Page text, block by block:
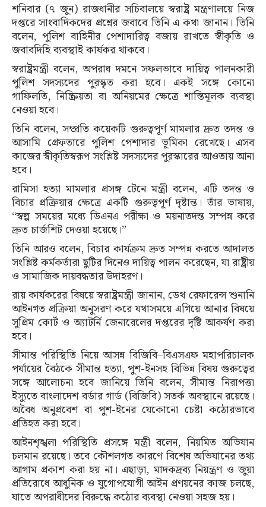
শনিবার (৭ জুন) রাজধানীর সচিবালয়ে স্বরাষ্ট্র মন্ত্রণালয়ে নিজ
দপ্তরে সাংবাদিকদের প্রশ্নের জবাবে তিনি এ কথা জানান। তিনি
বলেন, পুলিশ বাহিনীর পেশাদারিত্ব বজায় রাখতে স্বীকৃতি ও
জবাবদিহি ব্যবস্থাই কার্যকর থাকবে।
স্বরাষ্ট্রমন্ত্রী বলেন, অপরাধ দমনে সফলভাবে দায়িত্ব পালনকারী
পুলিশ সদস্যদের পুরস্কৃত করা হবে। একই সঙ্গে কোনো
গাফিলতি, নিষ্ক্রিয়তা বা অনিয়মের ক্ষেত্রে শাস্তিমূলক ব্যবস্থা
নেওয়া হবে।
তিনি বলেন, সম্প্রতি কয়েকটি গুরুত্বপূর্ণ মামলার দ্রুত তদন্ত ও
আসামি গ্রেফতারে পুলিশ পেশাদার ভূমিকা রেখেছে। এসব
কাজের স্বীকৃতিস্বরূপ সংশ্লিষ্ট সদস্যদের পুরস্কারের আওতায় আনা
হবে।
রামিসা হত্যা মামলার প্রসঙ্গ টেনে মন্ত্রী বলেন, এটি তদন্ত ও
বিচার প্রক্রিয়ার ক্ষেত্রে একটি গুরুত্বপূর্ণ দৃষ্টান্ত। তাঁর ভাষায়,
“স্বল্প সময়ের মধ্যে ডিএনএ পরীক্ষা ও ময়নাতদন্ত সম্পন্ন করে
দ্রুত চার্জশিট দেওয়া হয়েছে।”
তিনি আরও বলেন, বিচার কার্যক্রম দ্রুত সম্পন্ন করতে আদালত
সংশ্লিষ্ট কর্মকর্তারা ছুটির দিনেও দায়িত্ব পালন করেছেন, যা রাষ্ট্রীয়
ও সামাজিক দায়বদ্ধতার উদাহরণ।
রায় কার্যকরের বিষয়ে স্বরাষ্ট্রমন্ত্রী জানান, ডেথ রেফারেন্স শুনানি
আইনগত প্রক্রিয়া অনুসরণ করে যথাসময়ে এগিয়ে আনার বিষয়ে
সুপ্রিম কোর্ট ও অ্যাটর্নি জেনারেলের দপ্তরের দৃষ্টি আকর্ষণ করা
হবে।
সীমান্ত পরিস্থিতি নিয়ে আসন্ন বিজিবি–বিএসএফ মহাপরিচালক
পর্যায়ের বৈঠকে সীমান্ত হত্যা, পুশ-ইনসহ বিভিন্ন বিষয় গুরুত্বের
সঙ্গে আলোচনা হবে জানিয়ে তিনি বলেন, সীমান্ত নিরাপত্তা
ইস্যুতে বাংলাদেশ বর্ডার গার্ড (বিজিবি) সতর্ক অবস্থানে রয়েছে।
অবৈধ অনুপ্রবেশ বা পুশ-ইনের যেকোনো চেষ্টা কঠোরভাবে
প্রতিহত করা হবে।
আইনশৃঙ্খলা পরিস্থিতি প্রসঙ্গে মন্ত্রী বলেন, নিয়মিত অভিযান
চলমান রয়েছে। তবে কৌশলগত কারণে বিশেষ অভিযানের তথ্য
আগাম প্রকাশ করা হয় না। এছাড়া, মাদকদ্রব্য নিয়ন্ত্রণ ও জুয়া
প্রতিরোধে আধুনিক ও যুগোপযোগী আইন প্রণয়নের কাজ চলছে,
যাতে অপরাধীদের বিরুদ্ধে কঠোর ব্যবস্থা নেওয়া সহজ হয়।